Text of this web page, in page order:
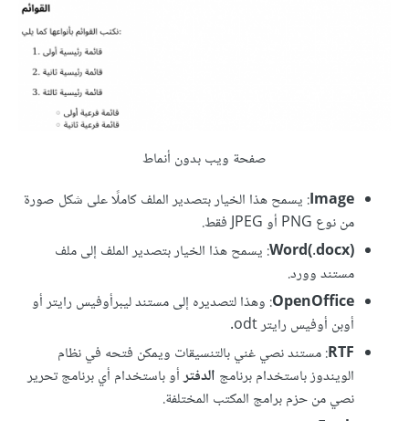
صفحة ويب بدون أنماط
Image: يسمح هذا الخيار بتصدير الملف كاملًا على شكل صورة
من نوع PNG أو JPEG فقط.
Word(.docx)‎: يسمح هذا الخيار بتصدير الملف إلى ملف
مستند وورد.
OpenOffice: وهذا لتصديره إلى مستند ليبرأوفيس رايتر أو
أوبن أوفيس رايتر odt.
RTF: مستند نصي غني بالتنسيقات ويمكن فتحه في نظام
الويندوز باستخدام برنامج الدفترأو باستخدام أي برنامج تحرير
نصي من حزم برامج المكتب المختلفة.